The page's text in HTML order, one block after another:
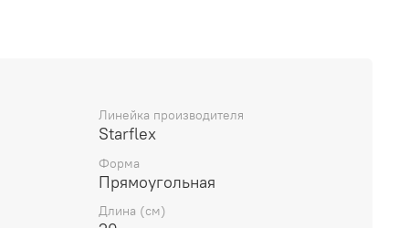
производится на собственных заводах
осуществлять высокий контроль за
и соответствовать всем стандартам и нормам
производства делают инвентарь Patisse
и долговечным в использовании и
Линейка производителя
Starflex
Форма
Прямоугольная
Длина (см)